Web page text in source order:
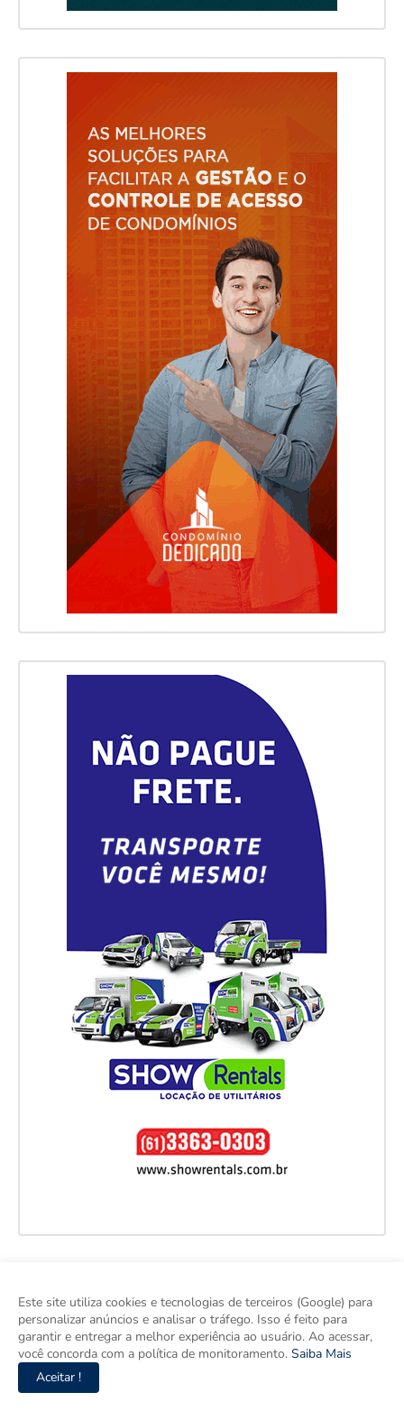
Este site utiliza cookies e tecnologias de terceiros (Google) para
personalizar anúncios e analisar o tráfego. Isso é feito para
garantir e entregar a melhor experiência ao usuário. Ao acessar,
você concorda com a política de monitoramento. Saiba Mais
Aceitar !